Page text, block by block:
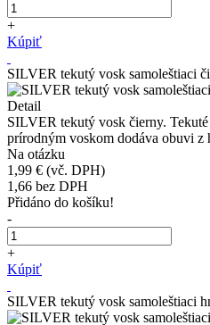
+
Kúpiť
SILVER tekutý vosk samoleštiaci
Detail
SILVER tekutý vosk čierny.
prírodným voskom dodáva obuvi z
Na otázku
1,99 € (vč. DPH)
1,66 bez DPH
Přidáno do košíku!
-
+
Kúpiť
SILVER tekutý vosk samoleštiaci